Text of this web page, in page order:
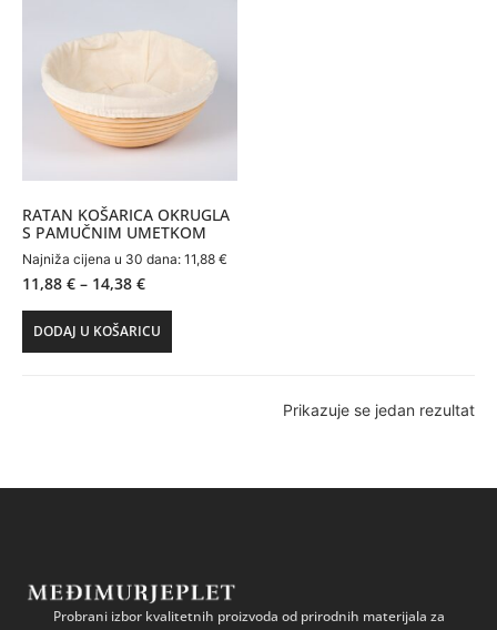
RATAN KOŠARICA OKRUGLA
S PAMUČNIM UMETKOM
Najniža cijena u 30 dana: 11,88 €
11,88 € – 14,38 €
DODAJ U KOŠARICU
Prikazuje se jedan rezultat
Probrani izbor kvalitetnih proizvoda od prirodnih materijala za